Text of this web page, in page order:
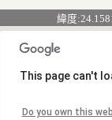
緯度
This page can't
Do you own this